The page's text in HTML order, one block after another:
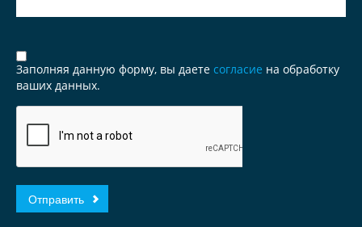
Заполняя данную форму, вы даете согласие на обработку
ваших данных.